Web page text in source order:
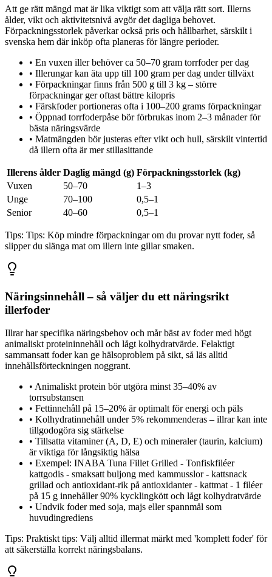
Att ge rätt mängd mat är lika viktigt som att välja rätt sort. Illerns
ålder, vikt och aktivitetsnivå avgör det dagliga behovet.
Förpackningsstorlek påverkar också pris och hållbarhet, särskilt i
svenska hem där inköp ofta planeras för längre perioder.
• En vuxen iller behöver ca 50–70 gram torrfoder per dag
• Illerungar kan äta upp till 100 gram per dag under tillväxt
• Förpackningar finns från 500 g till 3 kg – större
förpackningar ger oftast bättre kilopris
• Färskfoder portioneras ofta i 100–200 grams förpackningar
• Öppnad torrfoderpåse bör förbrukas inom 2–3 månader för
bästa näringsvärde
• Matmängden bör justeras efter vikt och hull, särskilt vintertid
då illern ofta är mer stillasittande
Illerens ålder Daglig mängd (g) Förpackningsstorlek (kg)
Vuxen
50–70
1–3
Unge
70–100
0,5–1
Senior
40–60 0,5–1
Tips: Tips: Köp mindre förpackningar om du provar nytt foder, så
slipper du slänga mat om illern inte gillar smaken.
Näringsinnehåll – så väljer du ett näringsrikt
illerfoder
Illrar har specifika näringsbehov och mår bäst av foder med högt
animaliskt proteininnehåll och lågt kolhydratvärde. Felaktigt
sammansatt foder kan ge hälsoproblem på sikt, så läs alltid
innehållsförteckningen noggrant.
• Animaliskt protein bör utgöra minst 35–40% av
torrsubstansen
• Fettinnehåll på 15–20% är optimalt för energi och päls
• Kolhydratinnehåll under 5% rekommenderas – illrar kan inte
tillgodogöra sig stärkelse
• Tillsatta vitaminer (A, D, E) och mineraler (taurin, kalcium)
är viktiga för långsiktig hälsa
• Exempel: INABA Tuna Fillet Grilled - Tonfiskfiléer
kattgodis - smaksatt buljong med kammusslor - kattsnack
grillad och antioxidant-rik på antioxidanter - kattmat - 1 filéer
på 15 g innehåller 90% kycklingkött och lågt kolhydratvärde
• Undvik foder med soja, majs eller spannmål som
huvudingrediens
Tips: Praktiskt tips: Välj alltid illermat märkt med 'komplett foder' för
att säkerställa korrekt näringsbalans.